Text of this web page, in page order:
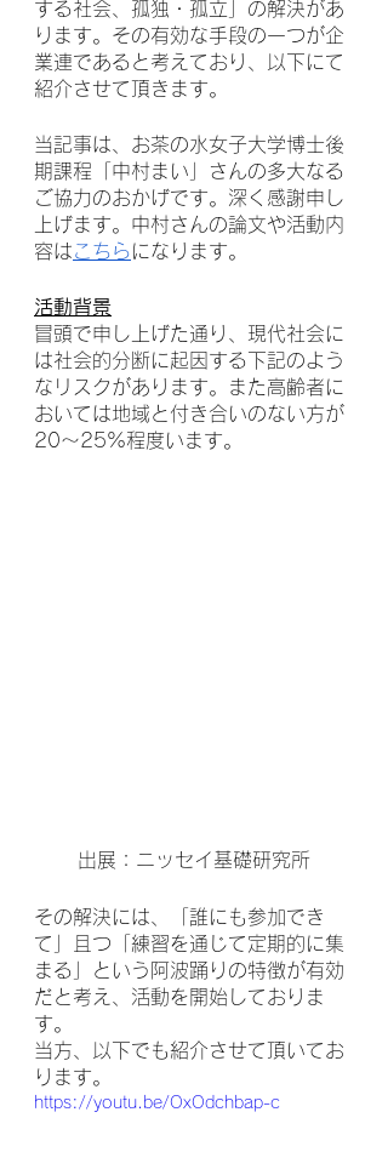
する社会、孤独・孤立」の解決があ
ります。その有効な手段の一つが企
業連であると考えており、以下にて
紹介させて頂きます。
当記事は、お茶の水女子大学博士後
期課程「中村まい」さんの多大なる
ご協力のおかげです。深く感謝申し
上げます。中村さんの論文や活動内
容はこちらになります。
活動背景
冒頭で申し上げた通り、現代社会に
は社会的分断に起因する下記のよう
なリスクがあります。また高齢者に
おいては地域と付き合いのない方が
20〜25%程度います。
出展：ニッセイ基礎研究所
その解決には、「誰にも参加でき
て」且つ「練習を通じて定期的に集
まる」という阿波踊りの特徴が有効
だと考え、活動を開始しておりま
す。
当方、以下でも紹介させて頂いてお
ります。
https://youtu.be/OxOdchbap-c